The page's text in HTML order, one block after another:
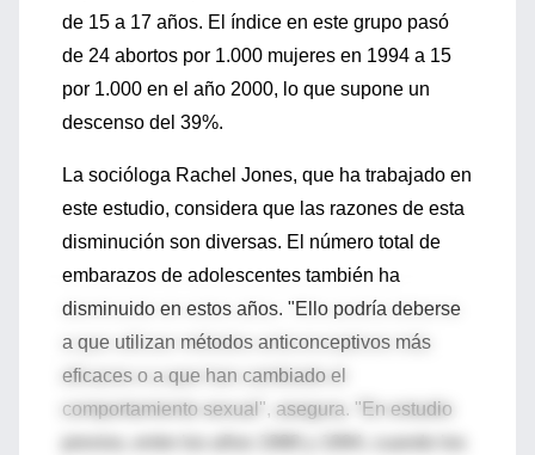
de 15 a 17 años. El índice en este grupo pasó
de 24 abortos por 1.000 mujeres en 1994 a 15
por 1.000 en el año 2000, lo que supone un
descenso del 39%.
La socióloga Rachel Jones, que ha trabajado en
este estudio, considera que las razones de esta
disminución son diversas. El número total de
embarazos de adolescentes también ha
disminuido en estos años. "Ello podría deberse
a que utilizan métodos anticonceptivos más
eficaces o a que han cambiado el
comportamiento sexual", asegura. "En estudio